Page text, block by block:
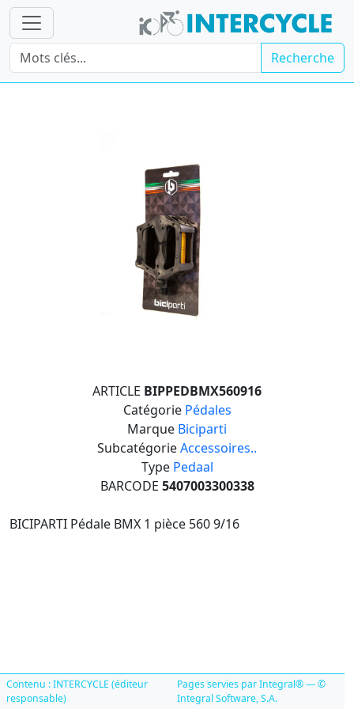
Recherche
ARTICLE BIPPEDBMX560916
Catégorie Pédales
Marque Biciparti
SubcatégorieAccessoires..
Type Pedaal
BARCODE 5407003300338
BICIPARTI Pédale BMX 1 pièce 560 9/16
Contenu : INTERCYCLE (éditeur
responsable)
Pages servies par Integral® — ©
Integral Software, S.A.